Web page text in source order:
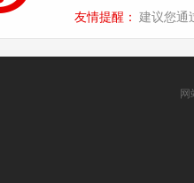
友情提醒： 建议您通
网